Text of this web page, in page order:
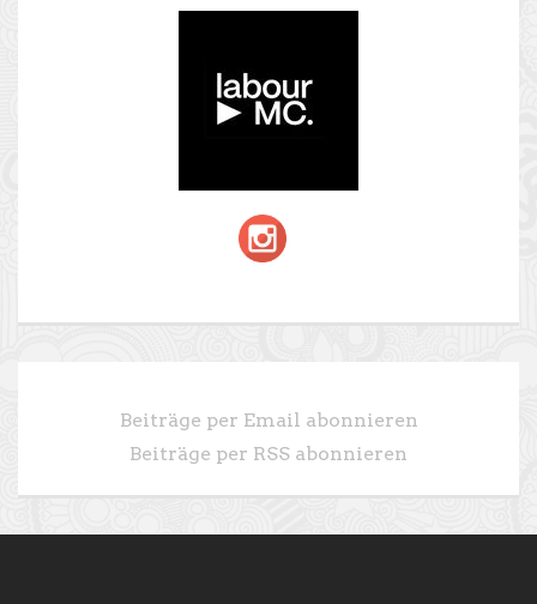
Beiträge per Email abonnieren
Beiträge per RSS abonnieren